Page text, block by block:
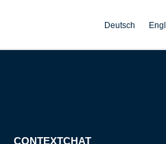
Deutsch
CONTEXTCHAT